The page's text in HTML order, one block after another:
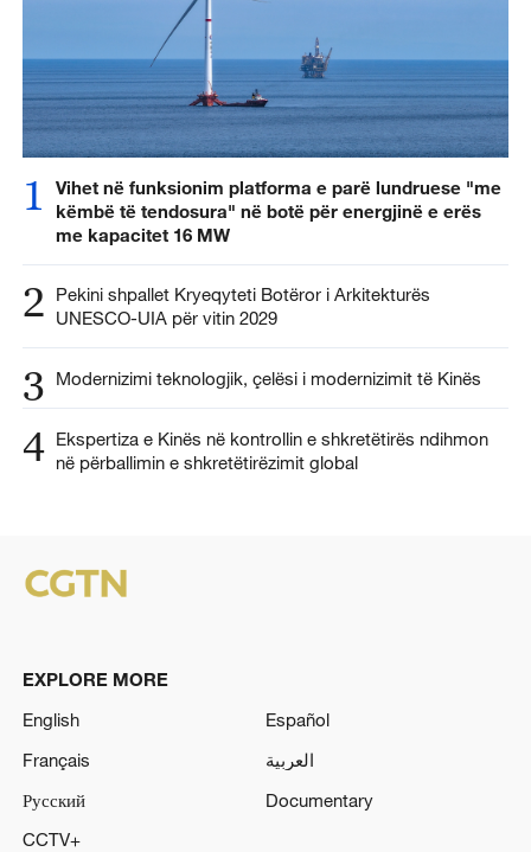
1
Vihet në funksionim platforma e parë lundruese "me
këmbë të tendosura" në botë për energjinë e erës
me kapacitet 16 MW
2
Pekini shpallet Kryeqyteti Botëror i Arkitekturës
UNESCO-UIA për vitin 2029
3 Modernizimi teknologjik, çelësi i modernizimit të Kinës
4 Ekspertiza e Kinës në kontrollin e shkretëtirës ndihmon
në përballimin e shkretëtirëzimit global
EXPLORE MORE
English
Español
Français
العربية
Русский
Documentary
CCTV+